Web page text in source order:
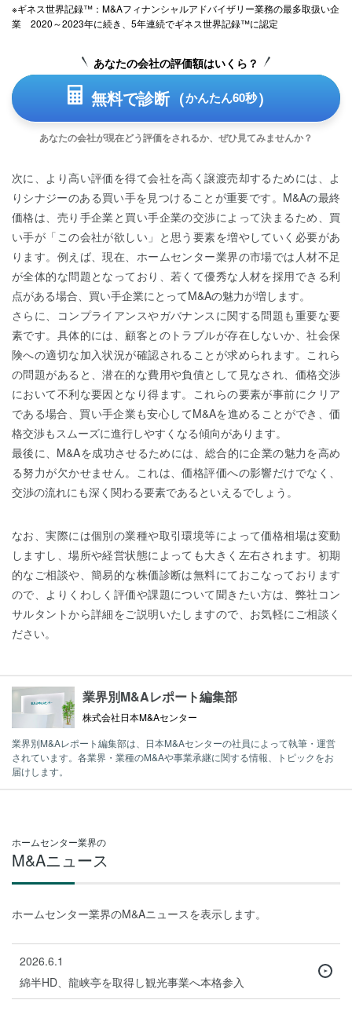
※ギネス世界記録™：M&Aフィナンシャルアドバイザリー業務の最多取扱い企
業 2020～2023年に続き、5年連続でギネス世界記録™に認定
あなたの会社の評価額はいくら？
無料で診断（かんたん60秒）
あなたの会社が現在どう評価をされるか、ぜひ見てみませんか？
次に、より高い評価を得て会社を高く譲渡売却するためには、よ
りシナジーのある買い手を見つけることが重要です。M&Aの最終
価格は、売り手企業と買い手企業の交渉によって決まるため、買
い手が「この会社が欲しい」と思う要素を増やしていく必要があ
ります。例えば、現在、ホームセンター業界の市場では人材不足
が全体的な問題となっており、若くて優秀な人材を採用できる利
点がある場合、買い手企業にとってM&Aの魅力が増します。
さらに、コンプライアンスやガバナンスに関する問題も重要な要
素です。具体的には、顧客とのトラブルが存在しないか、社会保
険への適切な加入状況が確認されることが求められます。これら
の問題があると、潜在的な費用や負債として見なされ、価格交渉
において不利な要因となり得ます。これらの要素が事前にクリア
である場合、買い手企業も安心してM&Aを進めることができ、価
格交渉もスムーズに進行しやすくなる傾向があります。
最後に、M&Aを成功させるためには、総合的に企業の魅力を高め
る努力が欠かせません。これは、価格評価への影響だけでなく、
交渉の流れにも深く関わる要素であるといえるでしょう。
なお、実際には個別の業種や取引環境等によって価格相場は変動
しますし、場所や経営状態によっても大きく左右されます。初期
的なご相談や、簡易的な株価診断は無料にておこなっております
ので、よりくわしく評価や課題について聞きたい方は、弊社コン
サルタントから詳細をご説明いたしますので、お気軽にご相談く
ださい。
業界別M&Aレポート編集部
株式会社日本M&Aセンター
業界別M&Aレポート編集部は、日本M&Aセンターの社員によって執筆・運営
されています。各業界・業種のM&Aや事業承継に関する情報、トピックをお
届けします。
ホームセンター業界の
M&Aニュース
ホームセンター業界のM&Aニュースを表示します。
2026.6.1
綿半HD、龍峡亭を取得し観光事業へ本格参入